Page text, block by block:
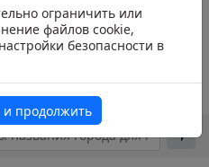
ограничить или
файлов cookie,
безопасности в
и продолжить